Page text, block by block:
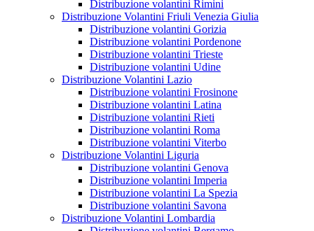
Distribuzione volantini Rimini
Distribuzione Volantini Friuli Venezia Giulia
Distribuzione volantini Gorizia
Distribuzione volantini Pordenone
Distribuzione volantini Trieste
Distribuzione volantini Udine
Distribuzione Volantini Lazio
Distribuzione volantini Frosinone
Distribuzione volantini Latina
Distribuzione volantini Rieti
Distribuzione volantini Roma
Distribuzione volantini Viterbo
Distribuzione Volantini Liguria
Distribuzione volantini Genova
Distribuzione volantini Imperia
Distribuzione volantini La Spezia
Distribuzione volantini Savona
Distribuzione Volantini Lombardia